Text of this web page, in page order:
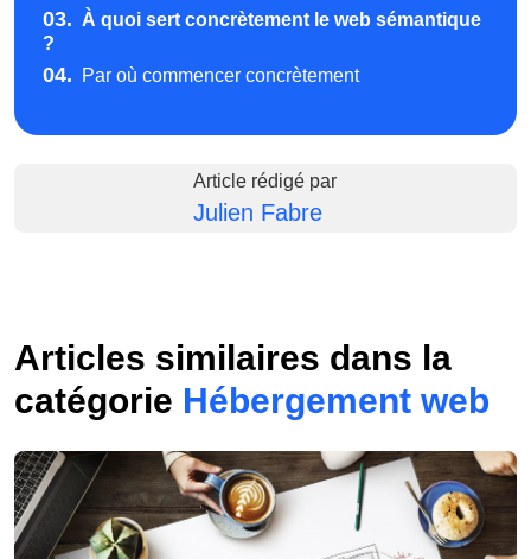
03. À quoi sert concrètement le web sémantique
?
04. Par où commencer concrètement
Article rédigé par
Julien Fabre
Articles similaires dans la
catégorie Hébergement web